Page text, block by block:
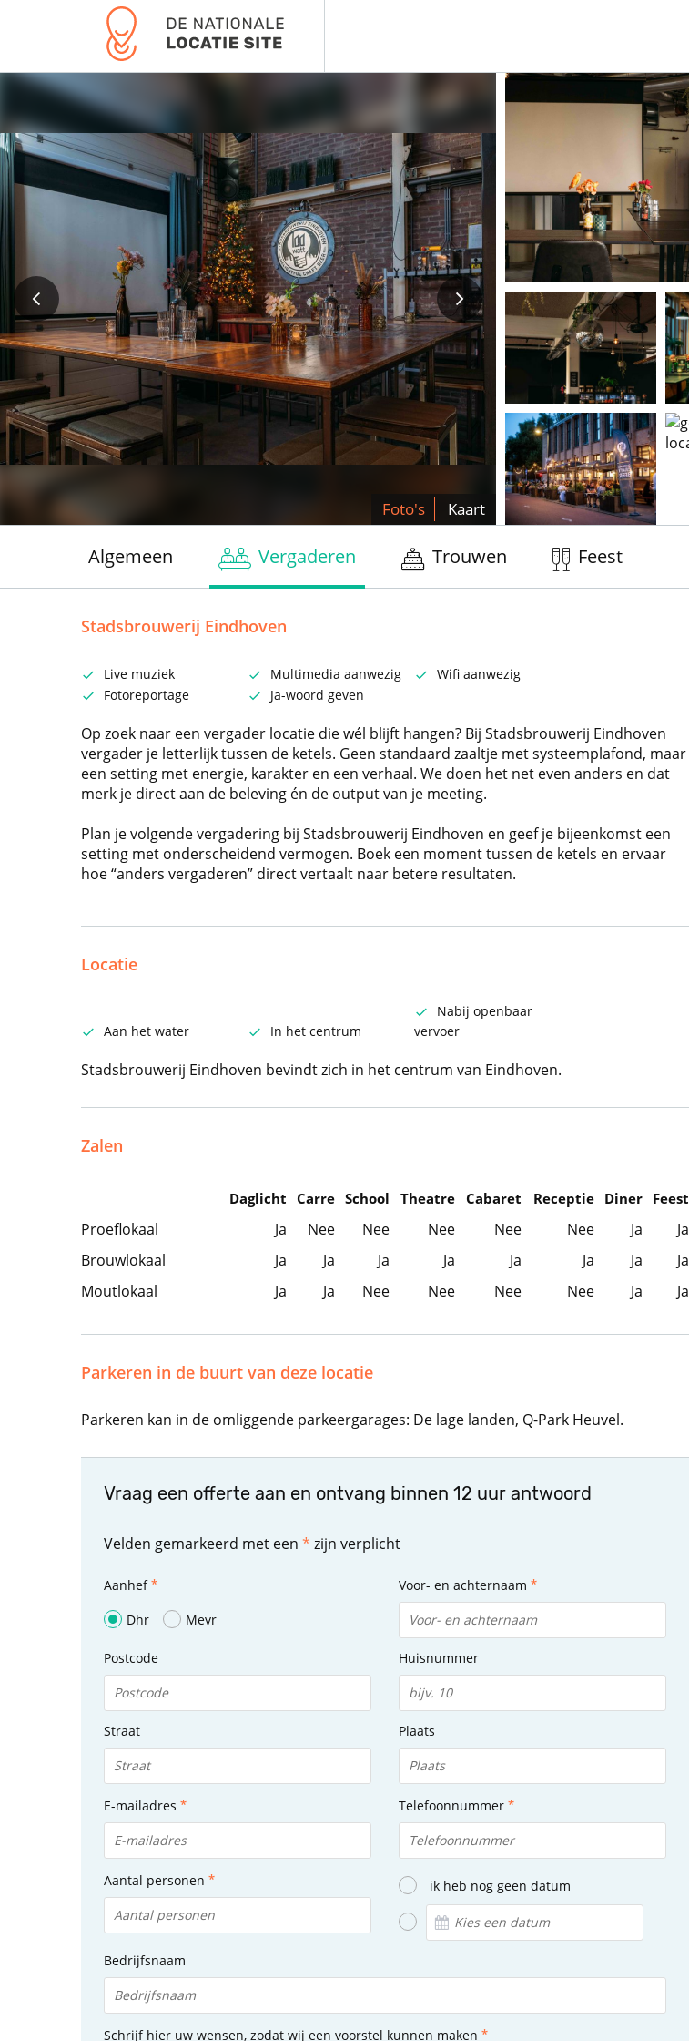
Foto's Kaart
Algemeen Vergaderen Trouwen Feest
Stadsbrouwerij Eindhoven
Live muziek Multimedia aanwezig
Wifi aanwezig
Fotoreportage
Ja-woord geven
Op zoek naar een vergader locatie die wél blijft hangen? Bij Stadsbrouwerij Eindhoven
vergader je letterlijk tussen de ketels. Geen standaard zaaltje met systeemplafond, maar
een setting met energie, karakter en een verhaal. We doen het net even anders en dat
merk je direct aan de beleving én de output van je meeting.
Plan je volgende vergadering bij Stadsbrouwerij Eindhoven en geef je bijeenkomst een
setting met onderscheidend vermogen. Boek een moment tussen de ketels en ervaar
hoe “anders vergaderen” direct vertaalt naar betere resultaten.
Locatie
Aan het water In het centrum
Nabij openbaar
vervoer
Stadsbrouwerij Eindhoven bevindt zich in het centrum van Eindhoven.
Zalen
Daglicht Carre School Theatre Cabaret Receptie Diner Feest
Proeflokaal Ja Nee Nee Nee Nee Nee Ja
Ja
Brouwlokaal
Ja Ja Ja Ja Ja Ja Ja
Ja
Moutlokaal
Ja Ja Nee Nee Nee Nee Ja Ja
Parkeren in de buurt van deze locatie
Parkeren kan in de omliggende parkeergarages: De lage landen, Q-Park Heuvel.
Vraag een offerte aan en ontvang binnen 12 uur antwoord
Velden gemarkeerd met een * zijn verplicht
Aanhef
Dhr
Mevr
Voor- en achternaam
Postcode Huisnummer
Straat Plaats
E-mailadres Telefoonnummer
Aantal personen ik heb nog geen datum
Bedrijfsnaam
Schrijf hier uw wensen, zodat wij een voorstel kunnen maken